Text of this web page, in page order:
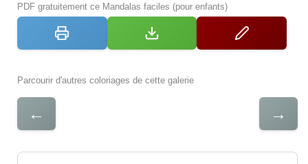
PDF gratuitement ce Mandalas faciles (pour enfants)
Parcourir d'autres coloriages de cette galerie
← →